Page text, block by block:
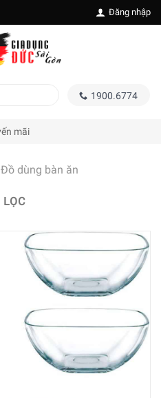
Đăng nhập
1900.6774
mãi
Đồ dùng bàn ăn
LỌC